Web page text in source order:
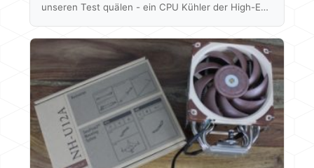
unseren Test quälen - ein CPU Kühler der High-End
komplette Review findet ihr hier: Noctua NH-D15
Im Dezember wird dann der erste
ernstzunehmende Konkurrent unter die Lupe
genommen... Als Appetithappen gibt es hier schon
ein mal paar Close Up Aufnahmen Hier nur kurz
das Fazit als Auszug: Fazit Die…